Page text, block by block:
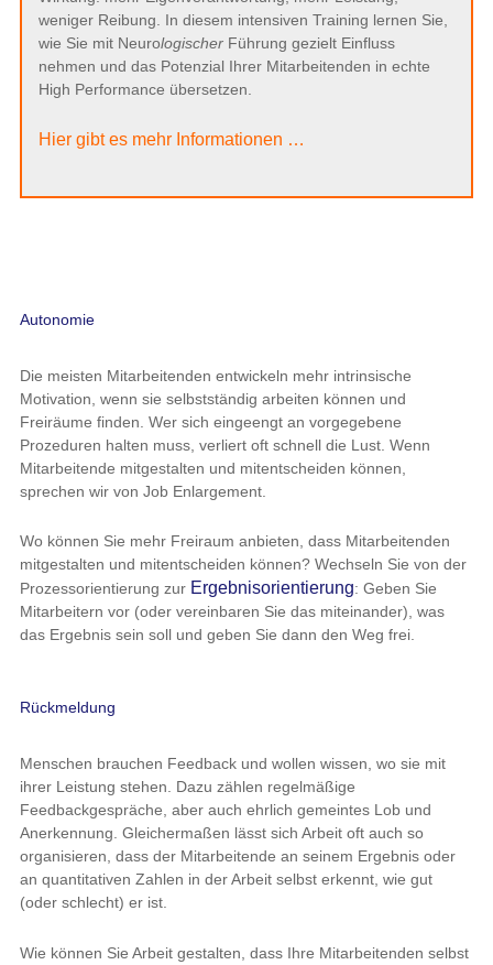
weniger Reibung. In diesem intensiven Training lernen Sie,
wie Sie mit NeurologischerFührung gezielt Einfluss
nehmen und das Potenzial Ihrer Mitarbeitenden in echte
High Performance übersetzen.
Hier gibt es mehr Informationen …
Autonomie
Die meisten Mitarbeitenden entwickeln mehr intrinsische
Motivation, wenn sie selbstständig arbeiten können und
Freiräume finden. Wer sich eingeengt an vorgegebene
Prozeduren halten muss, verliert oft schnell die Lust. Wenn
Mitarbeitende mitgestalten und mitentscheiden können,
sprechen wir von Job Enlargement.
Wo können Sie mehr Freiraum anbieten, dass Mitarbeitenden
mitgestalten und mitentscheiden können? Wechseln Sie von der
Prozessorientierung zur Ergebnisorientierung: Geben Sie
Mitarbeitern vor (oder vereinbaren Sie das miteinander), was
das Ergebnis sein soll und geben Sie dann den Weg frei.
Rückmeldung
Menschen brauchen Feedback und wollen wissen, wo sie mit
ihrer Leistung stehen. Dazu zählen regelmäßige
Feedbackgespräche, aber auch ehrlich gemeintes Lob und
Anerkennung. Gleichermaßen lässt sich Arbeit oft auch so
organisieren, dass der Mitarbeitende an seinem Ergebnis oder
an quantitativen Zahlen in der Arbeit selbst erkennt, wie gut
(oder schlecht) er ist.
Wie können Sie Arbeit gestalten, dass Ihre Mitarbeitenden selbst